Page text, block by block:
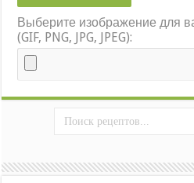
Выберите изображение для
(GIF, PNG, JPG, JPEG):